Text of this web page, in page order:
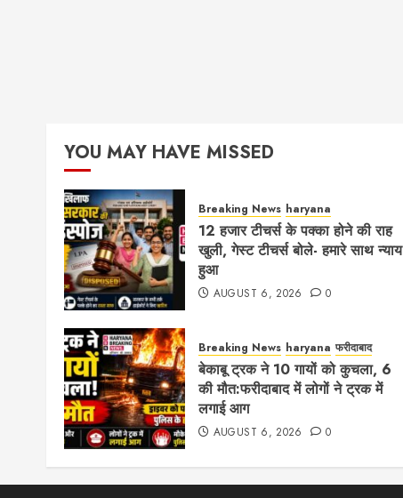
YOU MAY HAVE MISSED
Breaking News haryana
12 हजार टीचर्स के पक्का होने की राह
खुली, गेस्ट टीचर्स बोले- हमारे साथ न्याय
हुआ
AUGUST 6, 2026 0
Breaking News haryana फरीदाबाद
बेकाबू ट्रक ने 10 गायों को कुचला, 6
की मौत:फरीदाबाद में लोगों ने ट्रक में
लगाई आग
AUGUST 6, 2026 0